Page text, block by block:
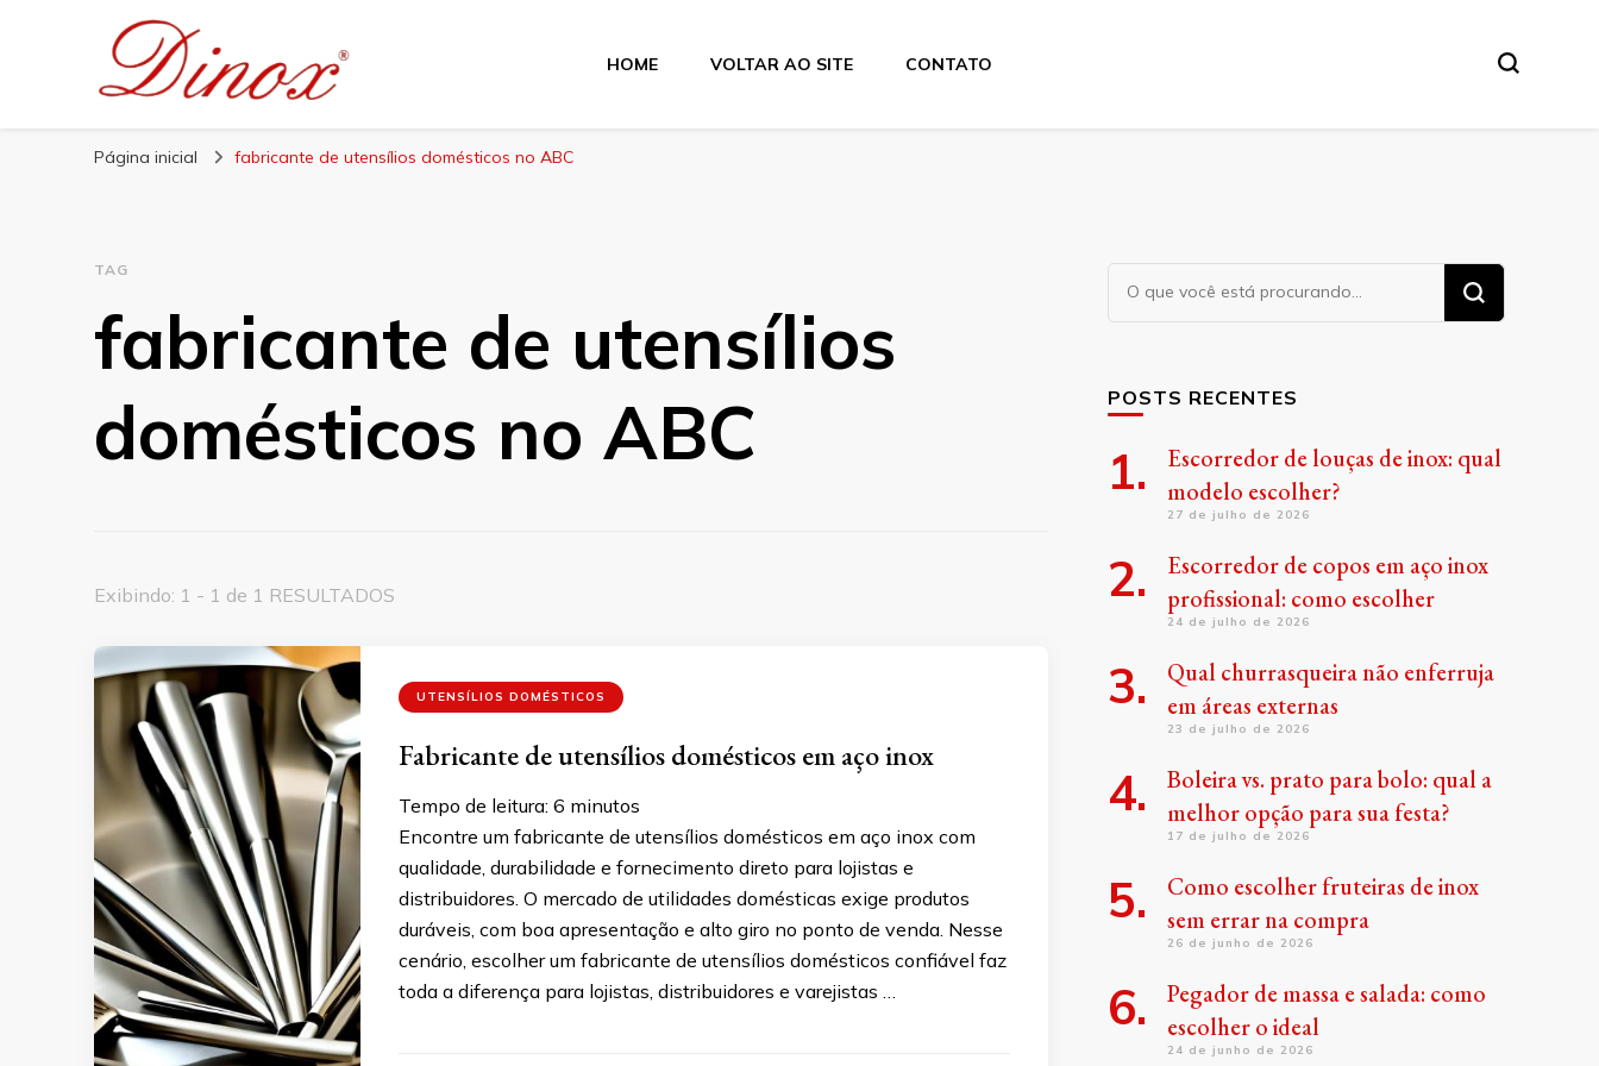
Blog Dinox
HOME VOLTAR AO SITE CONTATO
Página inicial fabricante de utensílios domésticos no ABC
TAG
fabricante de utensílios
domésticos no ABC
Exibindo: 1 - 1 de 1 RESULTADOS
UTENSÍLIOS DOMÉSTICOS
Fabricante de utensílios domésticos em aço inox
Tempo de leitura: 6 minutos
Encontre um fabricante de utensílios domésticos em aço inox com
qualidade, durabilidade e fornecimento direto para lojistas e
distribuidores. O mercado de utilidades domésticas exige produtos
duráveis, com boa apresentação e alto giro no ponto de venda. Nesse
cenário, escolher um fabricante de utensílios domésticos confiável faz
toda a diferença para lojistas, distribuidores e varejistas …
Procurando
algo?
POSTS RECENTES
Escorredor de louças de inox: qual
modelo escolher?
27 de julho de 2026
Escorredor de copos em aço inox
profissional: como escolher
24 de julho de 2026
Qual churrasqueira não enferruja
em áreas externas
23 de julho de 2026
Boleira vs. prato para bolo: qual a
melhor opção para sua festa?
17 de julho de 2026
Como escolher fruteiras de inox
sem errar na compra
26 de junho de 2026
Pegador de massa e salada: como
escolher o ideal
24 de junho de 2026